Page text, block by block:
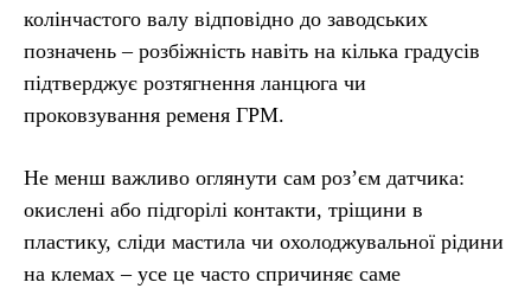
колінчастого валу відповідно до заводських
позначень – розбіжність навіть на кілька градусів
підтверджує розтягнення ланцюга чи
проковзування ременя ГРМ.
Не менш важливо оглянути сам роз’єм датчика:
окислені або підгорілі контакти, тріщини в
пластику, сліди мастила чи охолоджувальної рідини
на клемах – усе це часто спричиняє саме